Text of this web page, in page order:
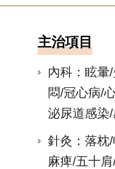
主治項目
內科：眩暈
悶/冠心病/
泌尿道感染
針灸：落枕
麻痺/五十